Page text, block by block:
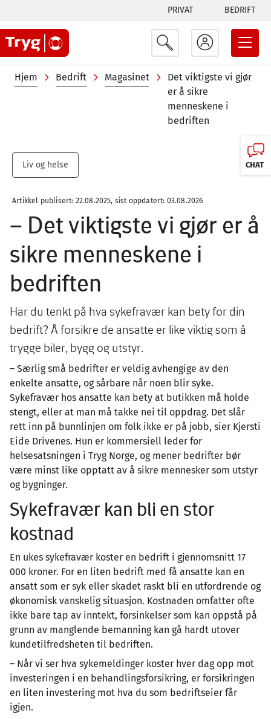
hovedinnhold
Tabs
menu
PRIVAT BEDRIFT
Navigasjonssti
Hjem Bedrift Magasinet
Det viktigste vi gjør
er å sikre
menneskene i
bedriften
Liv og helse
Artikkel publisert: 22.08.2025, sist oppdatert: 03.08.2026
– Det viktigste vi gjør er å
sikre menneskene i
bedriften
Har du tenkt på hva sykefravær kan bety for din
bedrift? Å forsikre de ansatte er like viktig som å
trygge biler, bygg og utstyr.
– Særlig små bedrifter er veldig avhengige av den
enkelte ansatte, og sårbare når noen blir syke.
Sykefravær hos ansatte kan bety at butikken må holde
stengt, eller at man må takke nei til oppdrag. Det slår
rett inn på bunnlinjen om folk ikke er på jobb, sier Kjersti
Eide Drivenes. Hun er kommersiell leder for
helsesatsningen i Tryg Norge, og mener bedrifter bør
være minst like opptatt av å sikre mennesker som utstyr
og bygninger.
Sykefravær kan bli en stor
kostnad
En ukes sykefravær koster en bedrift i gjennomsnitt 17
000 kroner. For en liten bedrift med få ansatte kan en
ansatt som er syk eller skadet raskt bli en utfordrende og
økonomisk vanskelig situasjon. Kostnaden omfatter ofte
ikke bare tap av inntekt, forsinkelser som kan oppstå på
grunn av manglende bemanning kan gå hardt utover
kundetilfredsheten til bedriften.
– Når vi ser hva sykemeldinger koster hver dag opp mot
investeringen i en behandlingsforsikring, er forsikringen
en liten investering mot hva du som bedriftseier får
igjen.
CHAT